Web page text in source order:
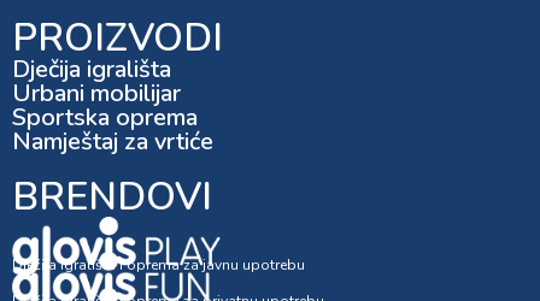
PROIZVODI
Dječija igrališta
Urbani mobilijar
Sportska oprema
Namještaj za vrtiće
BRENDOVI
Dječija igrališta i oprema za javnu upotrebu